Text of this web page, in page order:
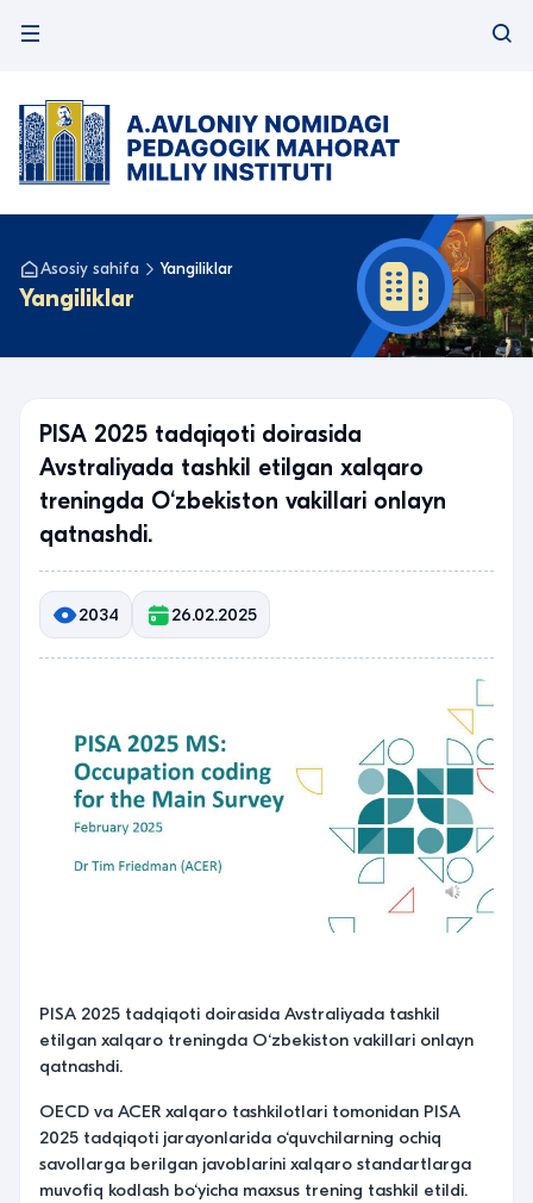
Asosiy sahifa Yangiliklar
Yangiliklar
PISA 2025 tadqiqoti doirasida
Avstraliyada tashkil etilgan xalqaro
treningda O‘zbekiston vakillari onlayn
qatnashdi.
2034 26.02.2025
PISA 2025 tadqiqoti doirasida Avstraliyada tashkil
etilgan xalqaro treningda O‘zbekiston vakillari onlayn
qatnashdi.
OECD va ACER xalqaro tashkilotlari tomonidan PISA
2025 tadqiqoti jarayonlarida o‘quvchilarning ochiq
savollarga berilgan javoblarini xalqaro standartlarga
muvofiq kodlash bo‘yicha maxsus trening tashkil etildi.